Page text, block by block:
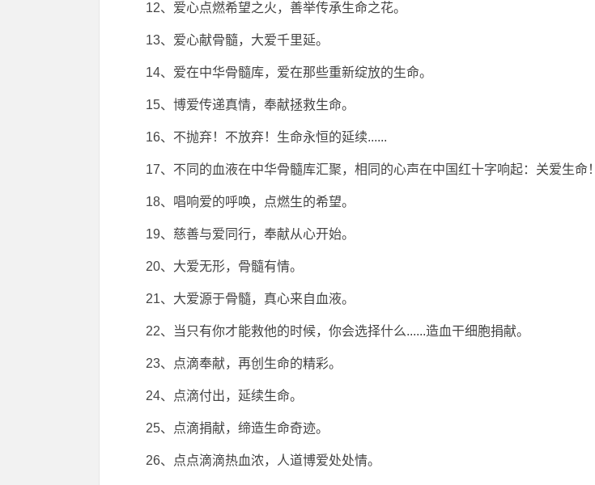
12、爱心点燃希望之火，善举传承生命之花。
13、爱心献骨髓，大爱千里延。
14、爱在中华骨髓库，爱在那些重新绽放的生命。
15、博爱传递真情，奉献拯救生命。
16、不抛弃！不放弃！生命永恒的延续......
17、不同的血液在中华骨髓库汇聚，相同的心声在中国红十字响起：关爱生命！
18、唱响爱的呼唤，点燃生的希望。
19、慈善与爱同行，奉献从心开始。
20、大爱无形，骨髓有情。
21、大爱源于骨髓，真心来自血液。
22、当只有你才能救他的时候，你会选择什么......造血干细胞捐献。
23、点滴奉献，再创生命的精彩。
24、点滴付出，延续生命。
25、点滴捐献，缔造生命奇迹。
26、点点滴滴热血浓，人道博爱处处情。